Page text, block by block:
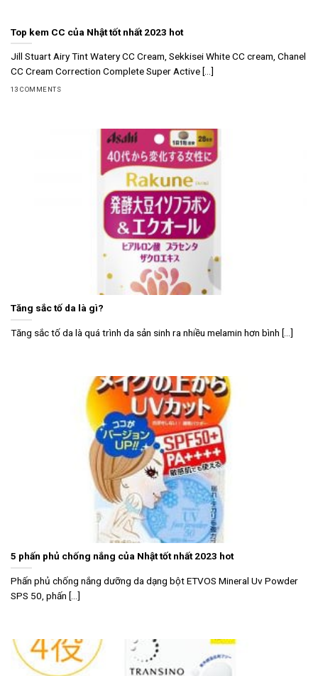
Top kem CC của Nhật tốt nhất 2023 hot
Jill Stuart Airy Tint Watery CC Cream, Sekkisei White CC cream, Chanel
CC Cream Correction Complete Super Active [...]
13 COMMENTS
Tăng sắc tố da là gì?
Tăng sắc tố da là quá trình da sản sinh ra nhiều melamin hơn bình [...]
5 phấn phủ chống nắng của Nhật tốt nhất 2023 hot
Phấn phủ chống nắng dưỡng da dạng bột ETVOS Mineral Uv Powder
SPS 50, phấn [...]